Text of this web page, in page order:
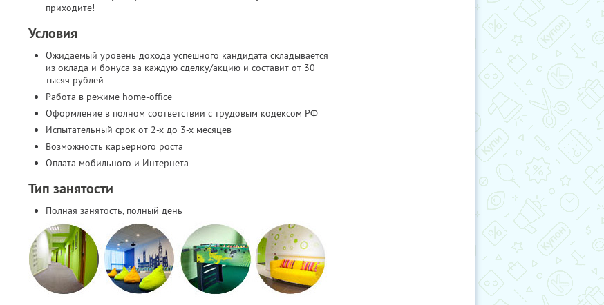
приходите!
Условия
Ожидаемый уровень дохода успешного кандидата складывается
из оклада и бонуса за каждую сделку/акцию и составит от 30
тысяч рублей
Работа в режиме home-office
Оформление в полном соответствии с трудовым кодексом РФ
Испытательный срок от 2-х до 3-х месяцев
Возможность карьерного роста
Оплата мобильного и Интернета
Тип занятости
Полная занятость, полный день